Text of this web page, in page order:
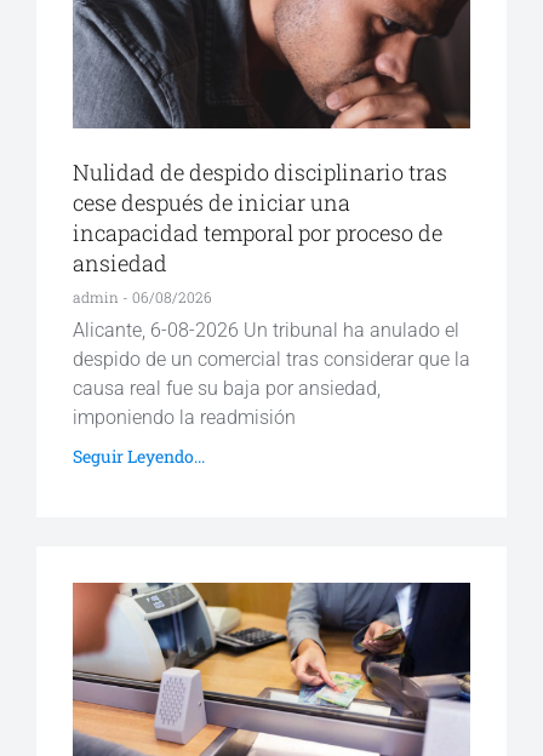
Nulidad de despido disciplinario tras
cese después de iniciar una
incapacidad temporal por proceso de
ansiedad
admin 06/08/2026
Alicante, 6-08-2026 Un tribunal ha anulado el
despido de un comercial tras considerar que la
causa real fue su baja por ansiedad,
imponiendo la readmisión
Seguir Leyendo...